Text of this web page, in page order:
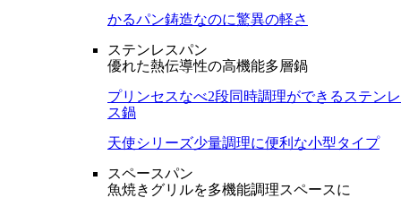
かるパン鋳造なのに驚異の軽さ
ステンレスパン
優れた熱伝導性の高機能多層鍋
プリンセスなべ2段同時調理ができるステンレ
ス鍋
天使シリーズ少量調理に便利な小型タイプ
スペースパン
魚焼きグリルを多機能調理スペースに